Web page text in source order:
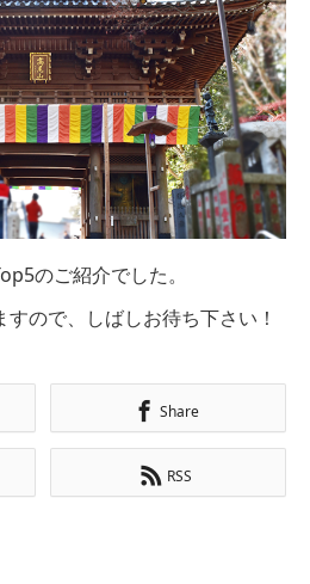
のご紹介でした。
ので、しばしお待ち下さい！
Share
RSS